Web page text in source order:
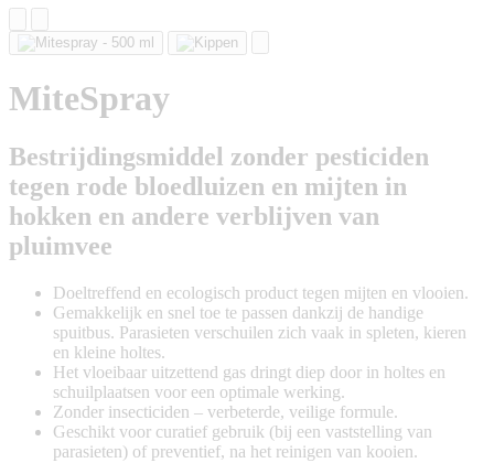
MiteSpray
Bestrijdingsmiddel zonder pesticiden
tegen rode bloedluizen en mijten in
hokken en andere verblijven van
pluimvee
Doeltreffend en ecologisch product tegen mijten en vlooien.
Gemakkelijk en snel toe te passen dankzij de handige
spuitbus. Parasieten verschuilen zich vaak in spleten, kieren
en kleine holtes.
Het vloeibaar uitzettend gas dringt diep door in holtes en
schuilplaatsen voor een optimale werking.
Zonder insecticiden – verbeterde, veilige formule.
Geschikt voor curatief gebruik (bij een vaststelling van
parasieten) of preventief, na het reinigen van kooien.